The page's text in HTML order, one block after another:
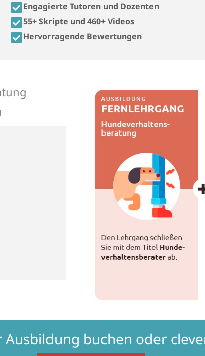
Engagierte Tutoren und Dozenten
55+ Skripte und 460+ Videos
Hervorragende Bewertungen
buchen oder